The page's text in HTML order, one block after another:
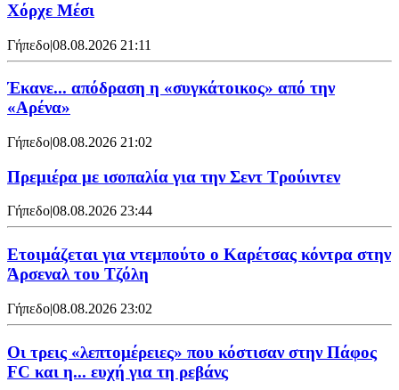
Χόρχε Μέσι
Γήπεδο|08.08.2026 21:11
Έκανε... απόδραση η «συγκάτοικος» από την
«Αρένα»
Γήπεδο|08.08.2026 21:02
Πρεμιέρα με ισοπαλία για την Σεντ Τρούιντεν
Γήπεδο|08.08.2026 23:44
Ετοιμάζεται για ντεμπούτο ο Καρέτσας κόντρα στην
Άρσεναλ του Τζόλη
Γήπεδο|08.08.2026 23:02
Οι τρεις «λεπτομέρειες» που κόστισαν στην Πάφος
FC και η... ευχή για τη ρεβάνς